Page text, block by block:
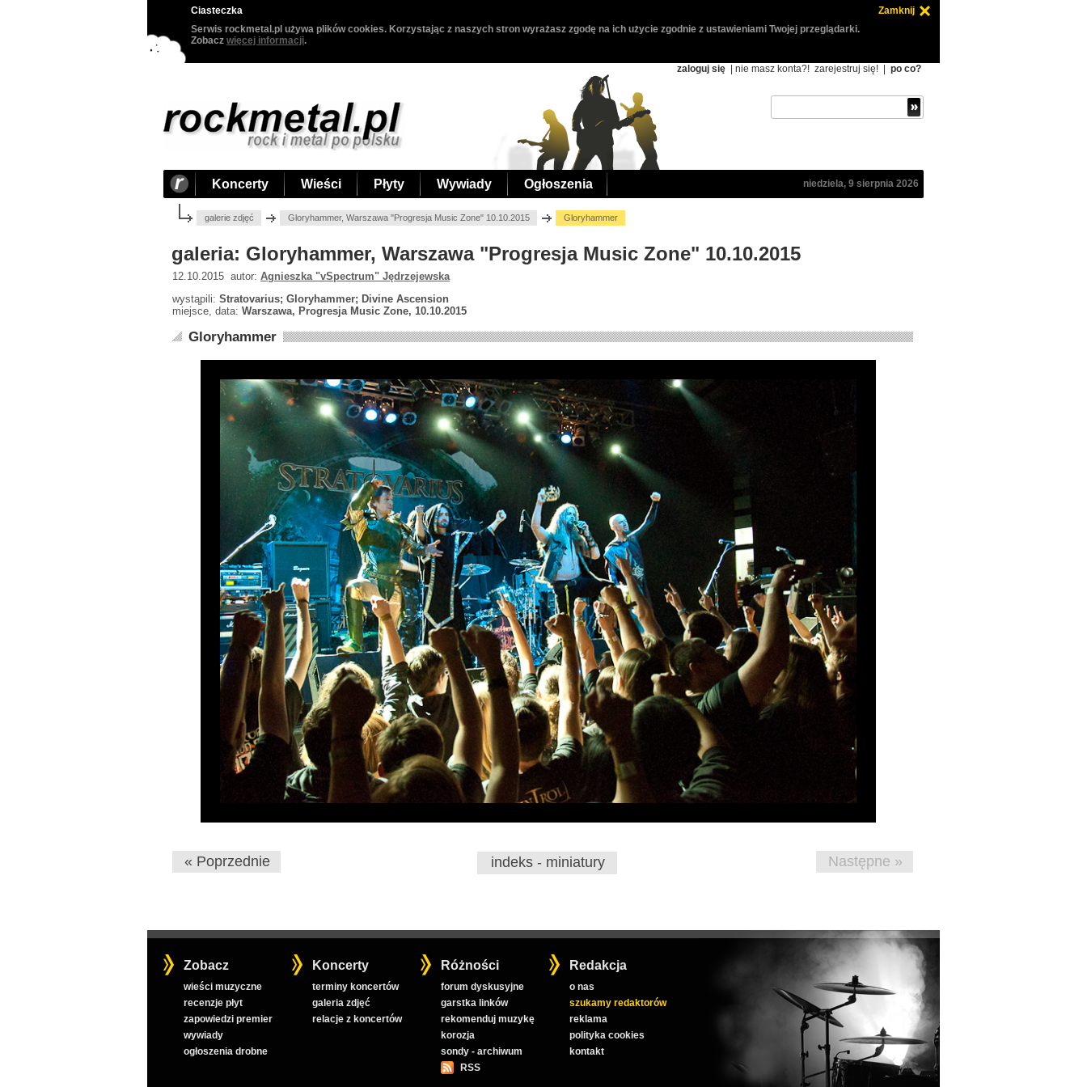
Ciasteczka
Zamknij
Serwis rockmetal.pl używa plików cookies. Korzystając z naszych stron wyrażasz zgodę na ich użycie zgodnie z ustawieniami Twojej przeglądarki.
Zobacz więcej informacji.
zaloguj się | nie masz konta?! zarejestruj się! po co?
Koncerty Wieści Płyty Wywiady Ogłoszenia niedziela, 9 sierpnia 2026
galerie zdjęć Gloryhammer, Warszawa "Progresja Music Zone" 10.10.2015 Gloryhammer
galeria: Gloryhammer, Warszawa "Progresja Music Zone" 10.10.2015
12.10.2015 autor: Agnieszka "vSpectrum" Jędrzejewska
wystąpili: Stratovarius; Gloryhammer; Divine Ascension
miejsce, data: Warszawa, Progresja Music Zone, 10.10.2015
Gloryhammer
« Poprzednie indeks - miniatury Następne »
Zobacz
wieści muzyczne
recenzje płyt
zapowiedzi premier
wywiady
ogłoszenia drobne
Koncerty
terminy koncertów
galeria zdjęć
relacje z koncertów
Różności
forum dyskusyjne
garstka linków
rekomenduj muzykę
korozja
sondy - archiwum
RSS
Redakcja
o nas
szukamy redaktorów
reklama
polityka cookies
kontakt